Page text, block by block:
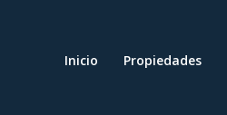
Inicio Propiedades